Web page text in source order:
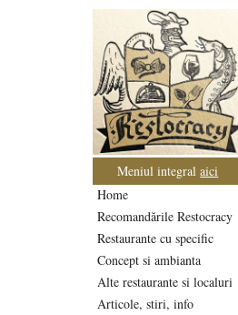
Meniul integralaici
Home
Recomandările Restocracy
Restaurante cu specific
Concept si ambianta
Alte restaurante si localuri
Articole, stiri, info